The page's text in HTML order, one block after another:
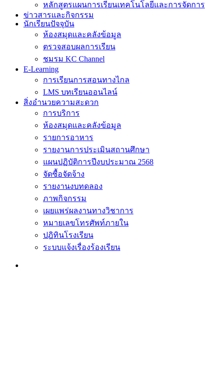
หลักสูตรแผนการเรียนเทคโนโลยีและการจัดการ
ข่าวสารและกิจกรรม
นักเรียนปัจจุบัน
ห้องสมุดและคลังข้อมูล
ตรวจสอบผลการเรียน
ชมรม KC Channel
E-Learning
การเรียนการสอนทางไกล
LMS บทเรียนออนไลน์
สิ่งอำนวยความสะดวก
การบริการ
ห้องสมุดและคลังข้อมูล
รายการอาหาร
รายงานการประเมินสถานศึกษา
แผนปฏิบัติการปีงบประมาณ 2568
จัดซื้อจัดจ้าง
รายงานงบทดลอง
ภาพกิจกรรม
เผยแพร่ผลงานทางวิชาการ
หมายเลขโทรศัพท์ภายใน
ปฎิทินโรงเรียน
ระบบแจ้งเรื่องร้องเรียน